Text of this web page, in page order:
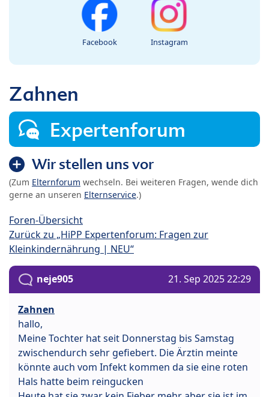
Facebook Instagram
Zahnen
Expertenforum
Wir stellen uns vor
(Zum Elternforum wechseln. Bei weiteren Fragen, wende dich
gerne an unseren Elternservice.)
Foren-Übersicht
Zurück zu „HiPP Expertenforum: Fragen zur
Kleinkindernährung | NEU“
neje905 21. Sep 2025 22:29
Zahnen
hallo,
Meine Tochter hat seit Donnerstag bis Samstag
zwischendurch sehr gefiebert. Die Ärztin meinte
könnte auch vom Infekt kommen da sie eine roten
Hals hatte beim reingucken